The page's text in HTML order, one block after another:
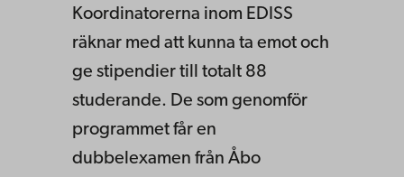
Koordinatorerna inom EDISS
räknar med att kunna ta emot och
ge stipendier till totalt 88
studerande. De som genomför
programmet får en
dubbelexamen från Åbo